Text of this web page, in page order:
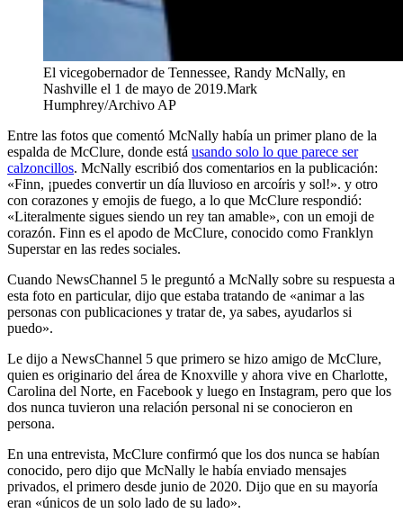
El vicegobernador de Tennessee, Randy McNally, en
Nashville el 1 de mayo de 2019.Mark
Humphrey/Archivo AP
Entre las fotos que comentó McNally había un primer plano de la
espalda de McClure, donde está usando solo lo que parece ser
calzoncillos. McNally escribió dos comentarios en la publicación:
«Finn, ¡puedes convertir un día lluvioso en arcoíris y sol!». y otro
con corazones y emojis de fuego, a lo que McClure respondió:
«Literalmente sigues siendo un rey tan amable», con un emoji de
corazón. Finn es el apodo de McClure, conocido como Franklyn
Superstar en las redes sociales.
Cuando NewsChannel 5 le preguntó a McNally sobre su respuesta a
esta foto en particular, dijo que estaba tratando de «animar a las
personas con publicaciones y tratar de, ya sabes, ayudarlos si
puedo».
Le dijo a NewsChannel 5 que primero se hizo amigo de McClure,
quien es originario del área de Knoxville y ahora vive en Charlotte,
Carolina del Norte, en Facebook y luego en Instagram, pero que los
dos nunca tuvieron una relación personal ni se conocieron en
persona.
En una entrevista, McClure confirmó que los dos nunca se habían
conocido, pero dijo que McNally le había enviado mensajes
privados, el primero desde junio de 2020. Dijo que en su mayoría
eran «únicos de un solo lado de su lado».